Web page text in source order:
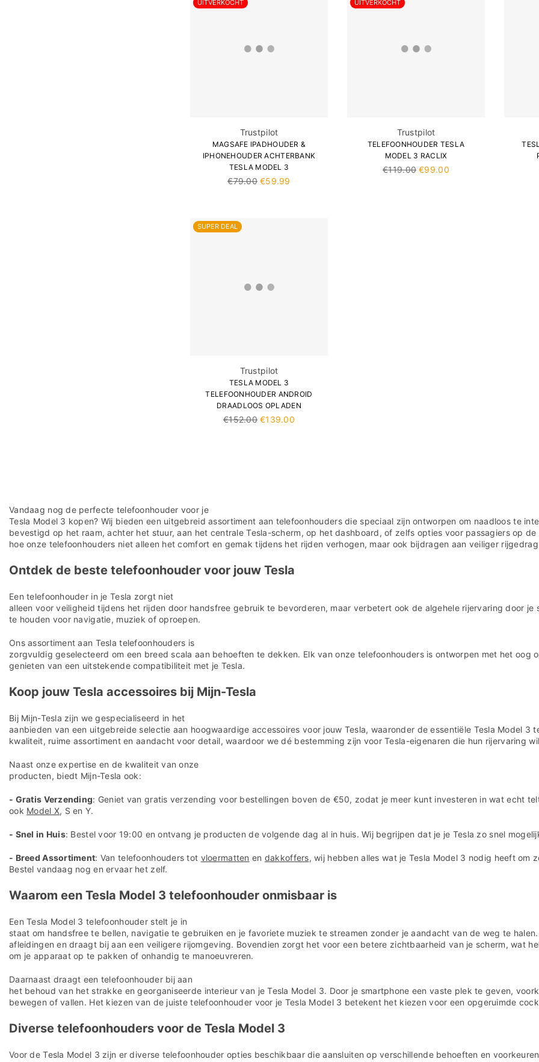
â
UITVERKOCHT
Trustpilot
MAGSAFE IPADHOUDER &
IPHONEHOUDER ACHTERBANK
TESLA MODEL 3
Normale
€79.00 €59.99
UITVERKOCHT
Trustpilot
TELEFOONHOUDER TESLA
MODEL 3 RACLIX
Normale
€119.00 €99.00
SUPER DEAL
Trustpilot
TESLA MODEL 3
TELEFOONHOUDER ANDROID
DRAADLOOS OPLADEN
Normale
€152.00 €139.00
Vandaag nog de perfecte telefoonhouder voor je
Tesla Model 3 kopen? Wij bieden een uitgebreid assortiment aan telefoonhouders die speciaal zijn ontworpen om naadloos te
bevestigd op het raam, achter het stuur, aan het centrale Tesla-scherm, op het dashboard, of zelfs opties voor passagiers op
hoe onze telefoonhouders niet alleen het comfort en gemak tijdens het rijden verhogen, maar ook bijdragen aan veiliger
Ontdek de beste telefoonhouder voor jouw Tesla
Een telefoonhouder in je Tesla zorgt niet
alleen voor veiligheid tijdens het rijden door handsfree gebruik te bevorderen, maar verbetert ook de algehele rijervaring door je
te houden voor navigatie, muziek of oproepen.
Ons assortiment aan Tesla telefoonhouders is
zorgvuldig geselecteerd om een breed scala aan behoeften te dekken. Elk van onze telefoonhouders is ontworpen met het
genieten van een uitstekende compatibiliteit met je Tesla.
Koop jouw Tesla accessoires bij Mijn-Tesla
Bij Mijn-Tesla zijn we gespecialiseerd in het
aanbieden van een uitgebreide selectie aan hoogwaardige accessoires voor jouw Tesla, waaronder de essentiële Tesla Model 3
kwaliteit, ruime assortiment en aandacht voor detail, waardoor we dé bestemming zijn voor Tesla-eigenaren die hun rijervaring
Naast onze expertise en de kwaliteit van onze
producten, biedt Mijn-Tesla ook:
- Gratis Verzending: Geniet van gratis verzending voor bestellingen boven de €50, zodat je meer kunt investeren in wat echt
ook Model X, S en Y.
- Snel in Huis: Bestel voor 19:00 en ontvang je producten de volgende dag al in huis. Wij begrijpen dat je je Tesla zo snel
- Breed Assortiment: Van telefoonhouders tot vloermatten en dakkoffers, wij hebben alles wat je Tesla Model 3 nodig heeft om
Bestel vandaag nog en ervaar het zelf.
Waarom een Tesla Model 3 telefoonhouder onmisbaar is
Een Tesla Model 3 telefoonhouder stelt je in
staat om handsfree te bellen, navigatie te gebruiken en je favoriete muziek te streamen zonder je aandacht van de weg te
afleidingen en draagt bij aan een veiligere rijomgeving. Bovendien zorgt het voor een betere zichtbaarheid van je scherm, wat
om je apparaat op te pakken of onhandig te manoeuvreren.
Daarnaast draagt een telefoonhouder bij aan
het behoud van het strakke en georganiseerde interieur van je Tesla Model 3. Door je smartphone een vaste plek te geven,
bewegen of vallen. Het kiezen van de juiste telefoonhouder voor je Tesla Model 3 betekent het kiezen voor een opgeruimde
Diverse telefoonhouders voor de Tesla Model 3
Voor de Tesla Model 3 zijn er diverse telefoonhouder opties beschikbaar die aansluiten op verschillende behoeften en